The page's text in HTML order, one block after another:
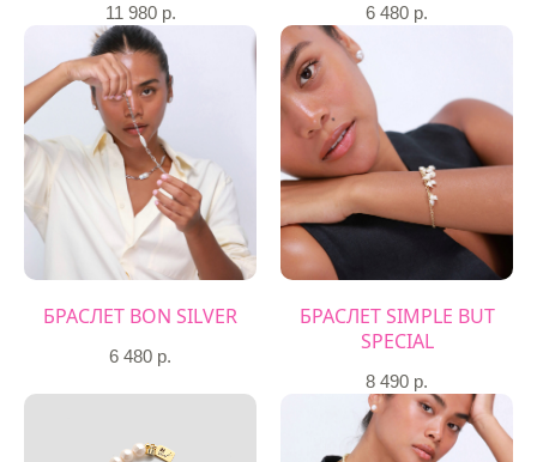
11 980 р. 6 480 р.
БРАСЛЕТ BON SILVER
6 480 р.
БРАСЛЕТ SIMPLE BUT
SPECIAL
8 490 р.